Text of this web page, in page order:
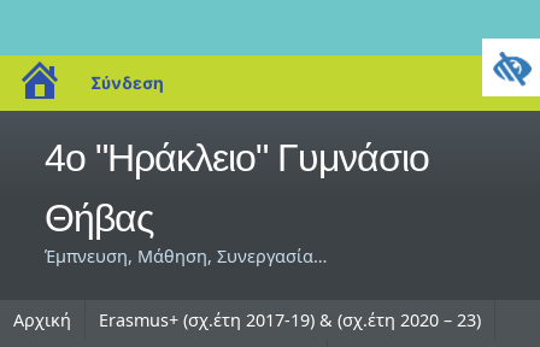
blogs.sch.gr
Σύνδεση
4ο "Ηράκλειο" Γυμνάσιο
Θήβας
Έμπνευση, Μάθηση, Συνεργασία…
Αρχική
Erasmus+ (σχ.έτη 2017-19) & (σχ.έτη 2020 – 23)